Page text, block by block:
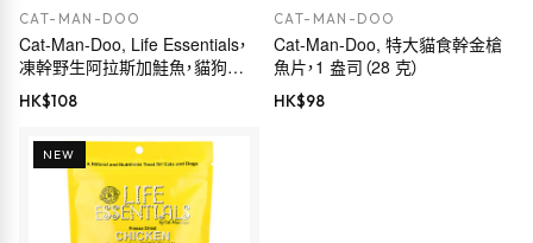
CAT-MAN-DOO
Cat-Man-Doo, Life Essentials，
凍幹野生阿拉斯加鮭魚，貓狗用，
2 盎司（57 克）
HK$108
CAT-MAN-DOO
Cat-Man-Doo, 特大貓食幹金槍
魚片，1 盎司（28 克）
HK$98
NEW